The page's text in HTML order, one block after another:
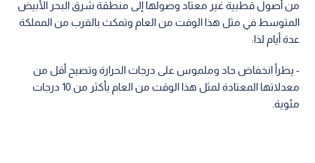
من أصول قطبية غير معتاد وصولها إلى منطقة شرق البحر الأبيض
المتوسط في مثل هذا الوقت من العام وتمكث بالقرب من المملكة
عدة أيام لذا:
- يطرأ انخفاض حاد وملموس على درجات الحرارة وتصبح أقل من
معدلاتها المعتادة لمثل هذا الوقت من العام بأكثر من 10 درجات
مئوية.